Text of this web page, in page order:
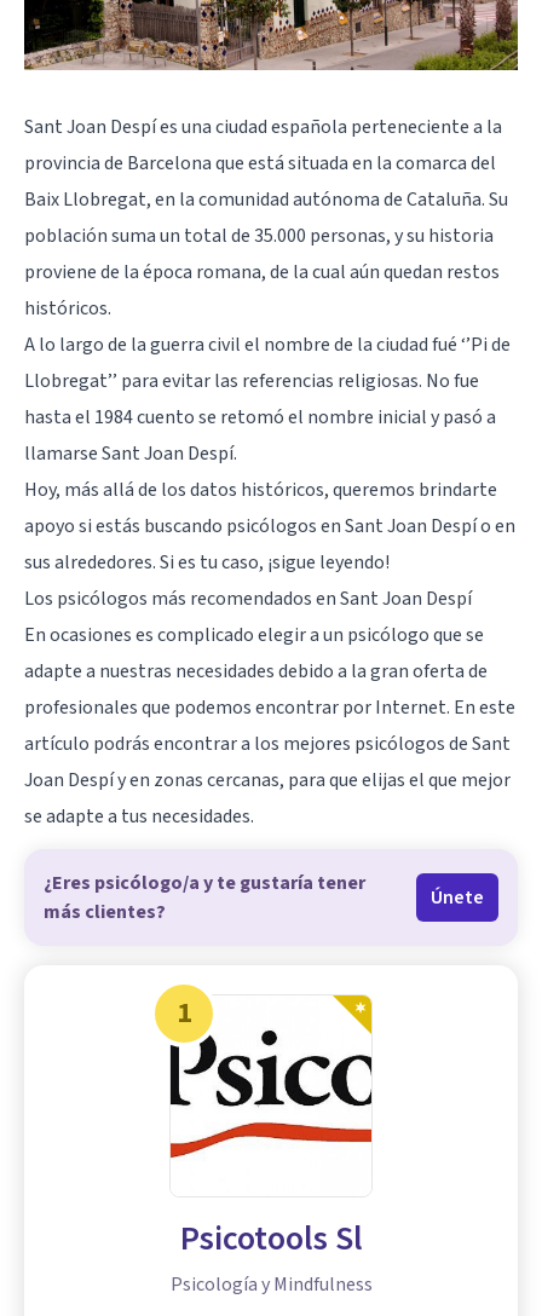
Sant Joan Despí es una ciudad española perteneciente a la
provincia de Barcelona que está situada en la comarca del
Baix Llobregat, en la comunidad autónoma de Cataluña. Su
población suma un total de 35.000 personas, y su historia
proviene de la época romana, de la cual aún quedan restos
históricos.
A lo largo de la guerra civil el nombre de la ciudad fué ‘’Pi de
Llobregat’’ para evitar las referencias religiosas. No fue
hasta el 1984 cuento se retomó el nombre inicial y pasó a
llamarse Sant Joan Despí.
Hoy, más allá de los datos históricos, queremos brindarte
apoyo si estás buscando psicólogos en Sant Joan Despí o en
sus alrededores. Si es tu caso, ¡sigue leyendo!
Los psicólogos más recomendados en Sant Joan Despí
En ocasiones es complicado elegir a un psicólogo que se
adapte a nuestras necesidades debido a la gran oferta de
profesionales que podemos encontrar por Internet. En este
artículo podrás encontrar a los mejores psicólogos de Sant
Joan Despí y en zonas cercanas, para que elijas el que mejor
se adapte a tus necesidades.
¿Eres psicólogo/a y te gustaría tener
más clientes?
Únete
1
Psicotools Sl
Psicología y Mindfulness